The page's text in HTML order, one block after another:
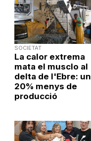
SOCIETAT
La calor extrema
mata el musclo al
delta de l'Ebre: un
20% menys de
producció